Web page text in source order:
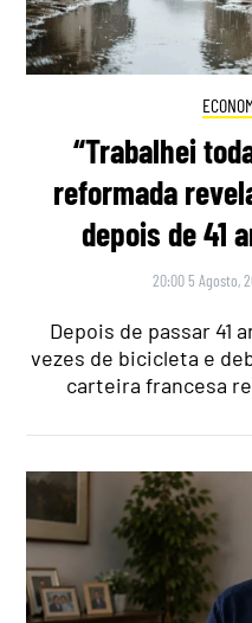
“Trabalhei
reformada
depois de 41
20:00 5 Agosto,
Depois de passar 41
vezes de bicicleta e
carteira francesa